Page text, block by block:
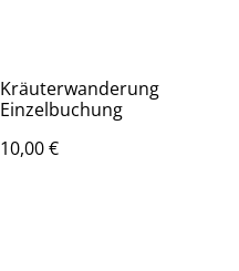
Kräuterwanderung
Einzelbuchung
10,00 €